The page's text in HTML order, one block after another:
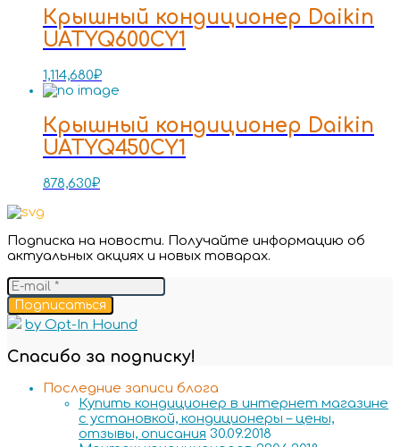
Крышный кондиционер Daikin
UATYQ600CY1
1,114,680₽
Крышный кондиционер Daikin
UATYQ450CY1
878,630₽
Подписка на новости. Получайте информацию об
актуальных акциях и новых товарах.
Подписаться
by Opt-In Hound
Спасибо за подписку!
Последние записи блога
Купить кондиционер в интернет магазине
с установкой, кондиционеры – цены,
отзывы, описания 30.09.2018